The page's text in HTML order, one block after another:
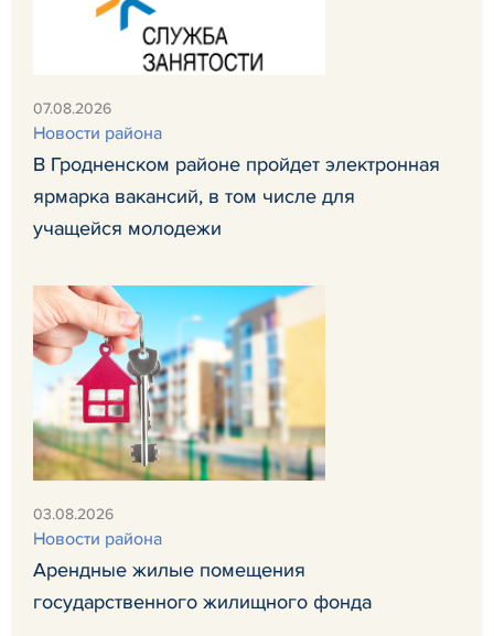
07.08.2026
Новости района
В Гродненском районе пройдет электронная
ярмарка вакансий, в том числе для
учащейся молодежи
03.08.2026
Новости района
Арендные жилые помещения
государственного жилищного фонда